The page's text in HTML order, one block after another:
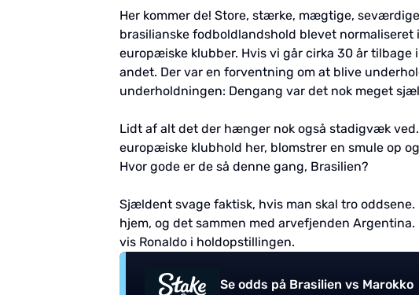
Her kommer de! Store, stærke, mægtige,
brasilianske fodboldlandshold blevet
europæiske klubber. Hvis vi går cirka 30 år
andet. Der var en forventning om at blive
underholdningen: Dengang var det nok meget
Lidt af alt det der hænger nok også stadigvæk
europæiske klubhold her, blomstrer en smule op
Hvor gode er de så denne gang, Brasilien?
Sjældent svage faktisk, hvis man skal tro
hjem, og det sammen med arvefjenden
vis Ronaldo i holdopstillingen.
Se odds på Brasilien vs Marokko